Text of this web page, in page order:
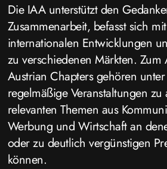
Die IAA unterstützt den
Zusammenarbeit, befasst sich
internationalen Entwicklungen
zu verschiedenen Märkten.
Austrian Chapters gehören
regelmäßige Veranstaltungen
relevanten Themen aus
Werbung und Wirtschaft an
oder zu deutlich vergünstigen
können.